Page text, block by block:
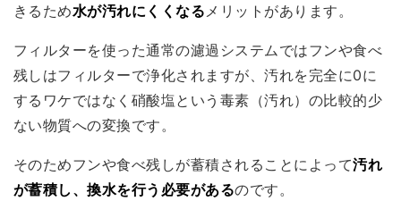
きるため水が汚れにくくなる メリットがあります。
フィルターを使った通常の濾過システムではフンや食べ
残しはフィルターで浄化されますが、汚れを完全に0に
するワケではなく硝酸塩という毒素（汚れ）の比較的少
ない物質への変換です。
そのためフンや食べ残しが蓄積されることによって汚れ
が蓄積し、換水を行う必要があるのです。